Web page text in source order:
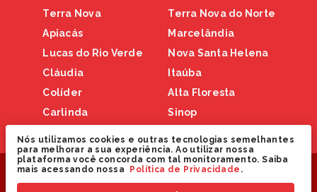
Terra Nova
Apiacás
Lucas do Rio Verde
Cláudia
Colíder
Carlinda
Terra Nova do Norte
Marcelândia
Nova Santa Helena
Itaúba
Alta Floresta
Sinop
Copyright © 2024 Nortão Online. Todos os direitos
reservados.
Nós utilizamos cookies e outras tecnologias semelhantes
para melhorar a sua experiência. Ao utilizar nossa
plataforma você concorda com tal monitoramento. Saiba
mais acessando nossa
Política de Privacidade .